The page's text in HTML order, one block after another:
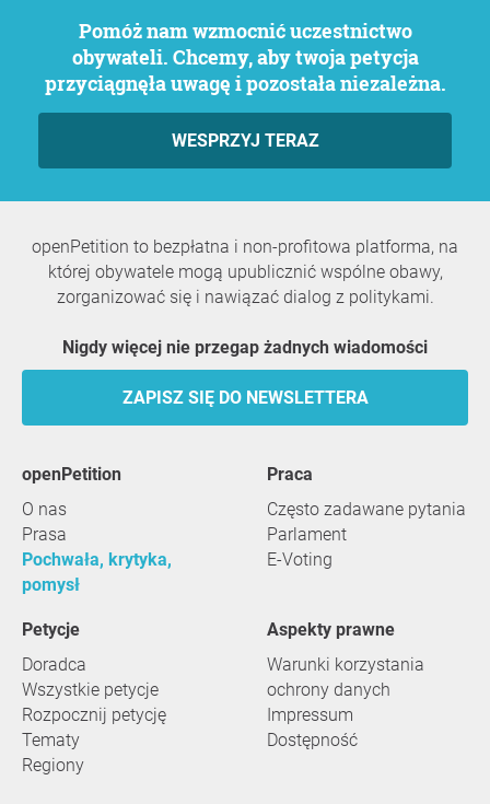
Pomóż nam wzmocnić uczestnictwo
obywateli. Chcemy, aby twoja petycja
przyciągnęła uwagę i pozostała niezależna.
WESPRZYJ TERAZ
openPetition to bezpłatna i non-profitowa platforma, na
której obywatele mogą upublicznić wspólne obawy,
zorganizować się i nawiązać dialog z politykami.
Nigdy więcej nie przegap żadnych wiadomości
ZAPISZ SIĘ DO NEWSLETTERA
openPetition
O nas
Prasa
Pochwała, krytyka,
pomysł
praca
Często zadawane pytania
Parlament
E-Voting
Petycje
Doradca
Wszystkie petycje
Rozpocznij petycję
Tematy
Regiony
Aspekty prawne
Warunki korzystania
ochrony danych
Impressum
Dostępność